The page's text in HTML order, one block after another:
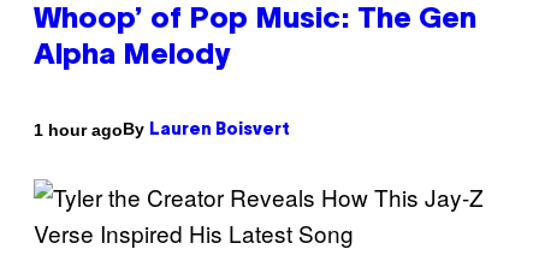
Whoop’ of Pop Music: The Gen
Alpha Melody
1 hour agoBy Lauren Boisvert